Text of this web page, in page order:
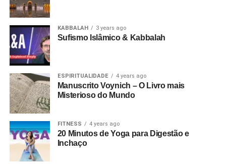
KABBALAH 3 years ago
Sufismo Islâmico & Kabbalah
ESPIRITUALIDADE 4 years ago
Manuscrito Voynich – O Livro mais
Misterioso do Mundo
FITNESS 4 years ago
20 Minutos de Yoga para Digestão e
Inchaço